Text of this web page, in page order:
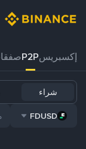
إكسبريسP2P
شراء
FDUSD